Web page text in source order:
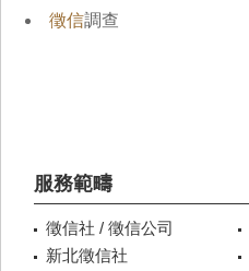
徵信調查
服務範疇
徵信社 / 徵信公司
新北徵信社